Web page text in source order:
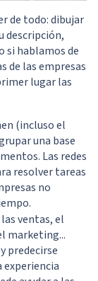
de todo: dibujar
descripción,
si hablamos de
de las empresas
lugar las
(incluso el
una base
Las redes
resolver tareas
no
ventas, el
marketing...
predecirse
experiencia